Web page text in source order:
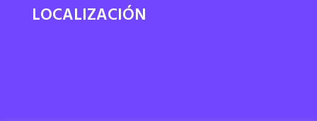
LOCALIZACIÓN